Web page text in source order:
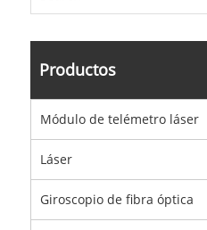
Productos
Módulo de telémetro láser
Láser
Giroscopio de fibra óptica